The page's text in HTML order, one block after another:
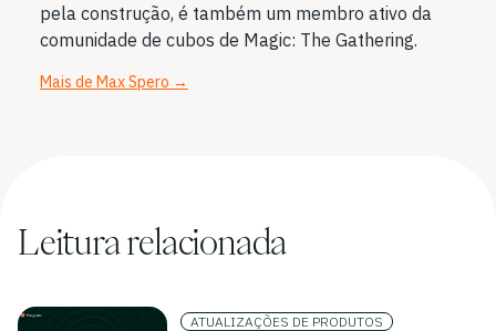
pela construção, é também um membro ativo da
comunidade de cubos de Magic: The Gathering.
Mais de Max Spero →
Leitura relacionada
ATUALIZAÇÕES DE PRODUTOS